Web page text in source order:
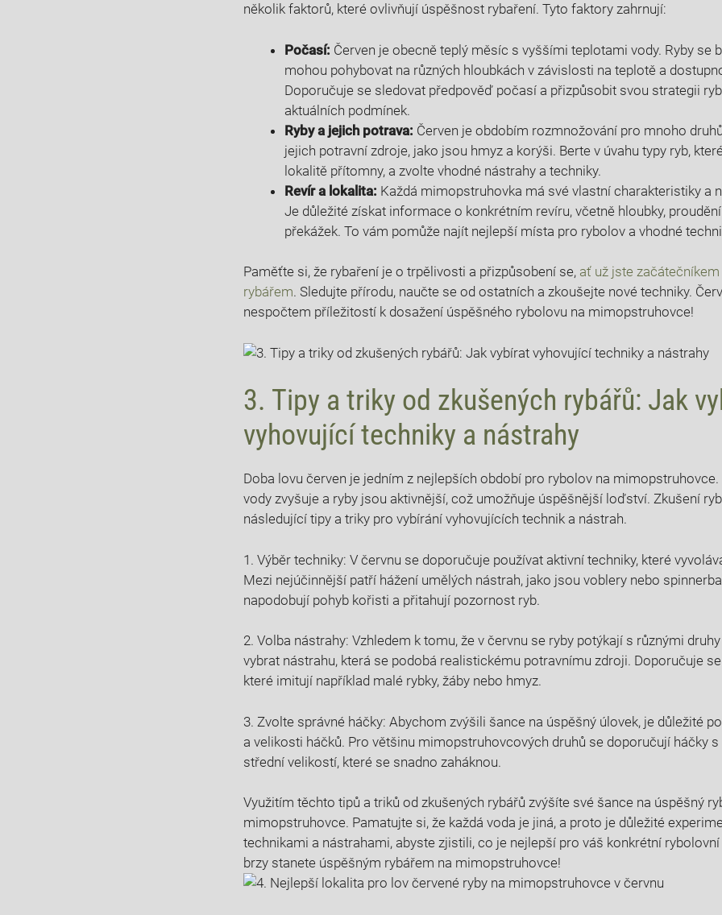
několik faktorů,‌ které ovlivňují úspěšnost rybaření. ⁣Tyto faktory ⁤zahrnují:
Počasí: Červen je obecně teplý měsíc s vyššími teplotami vody. Ryby se
mohou ⁢pohybovat na různých hloubkách⁤ v závislosti ⁤na teplotě a
Doporučuje se sledovat ‌předpověď⁤ počasí a přizpůsobit svou strategii
aktuálních podmínek.
Ryby a ​jejich potrava: Červen je obdobím rozmnožování pro mnoho
jejich potravní zdroje, jako ⁢jsou⁣ hmyz a korýši. Berte v úvahu typy ryb,
lokalitě přítomny, a zvolte⁤ vhodné nástrahy a techniky.
Revír a lokalita: Každá mimopstruhovka má své‌ vlastní charakteristiky a⁣
Je důležité získat informace⁤ o ​konkrétním⁤ revíru, včetně​ hloubky,​
překážek. To⁤ vám‍ pomůže najít nejlepší místa pro‌ rybolov a vhodné
Paměťte ​si, že rybaření je‌ o⁤ trpělivosti ‍a přizpůsobení se, ať už⁤ jste
rybářem. Sledujte⁣ přírodu, naučte ‍se od ostatních a zkoušejte nové techniky.
nespočtem příležitostí⁤ k⁣ dosažení úspěšného rybolovu na mimopstruhovce!
3. Tipy ‍a triky ‌od zkušených rybářů:‌ Jak
vyhovující​ techniky a nástrahy
Doba lovu ​červen je ​jedním‌ z‍ nejlepších období ⁤pro rybolov na
vody zvyšuje⁤ a ryby jsou aktivnější,⁤ což ‍umožňuje úspěšnější loďství. Zkušení
následující tipy a ⁣triky pro ‌vybírání vyhovujících technik a nástrah.
1. ⁢Výběr ⁢techniky: V červnu se doporučuje používat aktivní⁣ techniky, které
‍Mezi nejúčinnější patří hážení umělých nástrah, ⁤jako jsou voblery nebo‌
napodobují pohyb kořisti ‌a přitahují‌ pozornost‍ ryb.
2. Volba nástrahy: ⁢Vzhledem k tomu, že v červnu se ‌ryby ‌potýkají s ⁣různými
vybrat nástrahu, ⁢která se ⁢podobá realistickému potravnímu zdroji.⁣ Doporučuje
které imitují například malé⁣ rybky, žáby nebo hmyz.
3. Zvolte správné háčky: Abychom zvýšili šance na úspěšný úlovek, je ‌důležité
a velikosti háčků. Pro⁣ většinu mimopstruhovcových druhů se doporučují háčky
střední velikostí, které se snadno⁢ zaháknou.
Využitím těchto tipů⁤ a ⁤triků od zkušených rybářů zvýšíte své šance na úspěšný
mimopstruhovce. Pamatujte si, že každá⁢ voda je jiná, a​ proto je důležité​
technikami ​a nástrahami, abyste zjistili, co je⁣ nejlepší‌ pro váš konkrétní
brzy stanete ⁢úspěšným⁤ rybářem na ‍mimopstruhovce!